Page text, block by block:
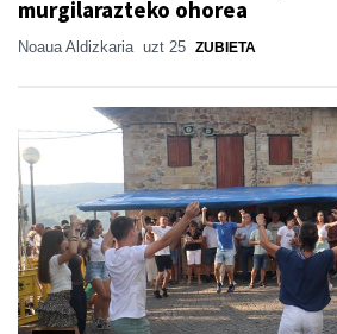
murgilarazteko ohorea
Noaua Aldizkaria uzt 25 ZUBIETA